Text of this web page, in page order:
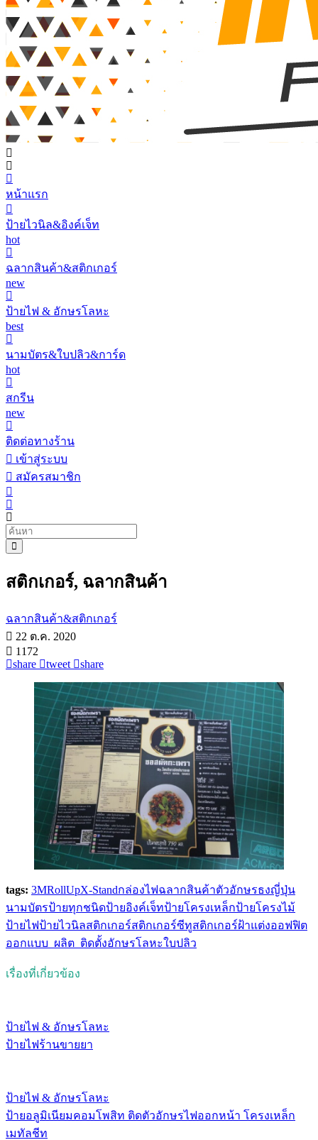
หน้าแรก
ป้ายไวนิล&อิงค์เจ็ท
hot
ฉลากสินค้า&สติกเกอร์
new
ป้ายไฟ & อักษรโลหะ
best
นามบัตร&ใบปลิว&การ์ด
hot
สกรีน
new
ติดต่อทางร้าน
เข้าสู่ระบบ
สมัครสมาชิก
สติกเกอร์, ฉลากสินค้า
ฉลากสินค้า&สติกเกอร์
22 ต.ค. 2020
1172
share
tweet share
tags: 3MRollUpX-Standกล่องไฟฉลากสินค้าตัวอักษรธงญี่ปุ่น
นามบัตรป้ายทุกชนิดป้ายอิงค์เจ็ทป้ายโครงเหล็กป้ายโครงไม้
ป้ายไฟป้ายไวนิลสติกเกอร์สติกเกอร์ซีทูสติกเกอร์ฝ้าแต่งออฟฟิต
ออกแบบ_ผลิต_ติดตั้งอักษรโลหะใบปลิว
เรื่องที่เกี่ยวข้อง
ป้ายไฟ & อักษรโลหะ
ป้ายไฟร้านขายยา
ป้ายไฟ & อักษรโลหะ
ป้ายอลูมิเนียมคอมโพสิท ติดตัวอักษรไฟออกหน้า โครงเหล็ก
เมทัลชีท